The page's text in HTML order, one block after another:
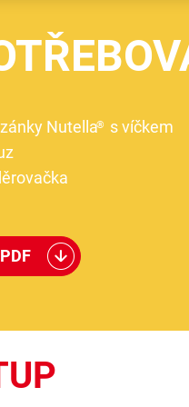
Nutella®
s víčkem